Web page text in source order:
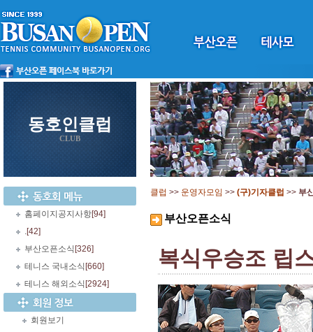
동호인클럽
CLUB
홈페이지공지사항[94]
.[42]
부산오픈소식 [326]
테니스 국내소식 [660]
테니스 해외소식 [2924]
회원보기
클럽 >> 운영자모임 >> (구)기자클럽 >> 부
부산오픈소식
복식우승조 립